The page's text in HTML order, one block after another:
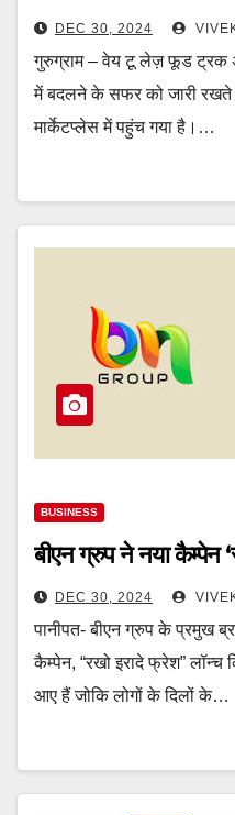
DEC 30, 2024
गुरुग्राम – वेय टू लेज़ फूड ट्रक
में बदलने के सफर को जारी
मार्केटप्लेस में पहुंच गया है।…
BUSINESS
बीएन ग्रुप ने नया कैम्पेन
DEC 30, 2024
पानीपत- बीएन ग्रुप के प्रमुख
कैम्पेन, “रखो इरादे फ्रेश” लॉन्च
आए हैं जोकि लोगों के दिलों के…